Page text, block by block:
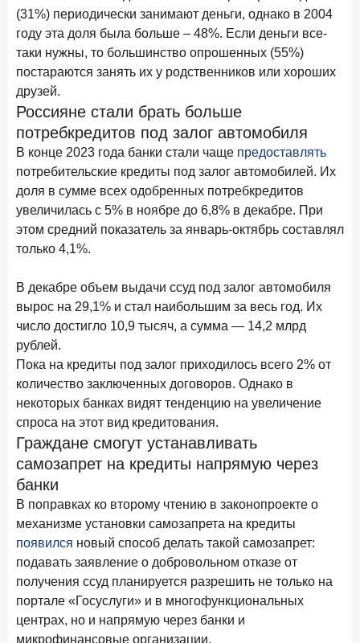
Private banking
ИССЛЕДОВАНИЕ
Ипотека в России: итоги апреля 2026 года в цифрах
13 мая 2026 года
«Ни один зарубежный private банк не может
сравниться с российским»
6 мая 2026 года ИССЛЕДОВАНИЕ
По итогам апреля 2026 года объем выдач кредитов
составил 968 млрд руб.
29 апреля 2026 года ИССЛЕДОВАНИЕ
Конкуренция на рынке инвестиционно-страховых
28 апреля 2026 года ИССЛЕДОВАНИЕ
Привязанность побеждает ставку? Как выбирают банк
для сбережений в 2026 году
27 апреля 2026 года ИССЛЕДОВАНИЕ
Банки скорректировали доходность вкладов после
снижения ключевой ставки до 14,5%
Цифра дня
Средняя ставка по ипотеке на первичном рынке
6,9%
год к году
Frank Data. Ипотека Поделиться
24 апреля 2026 года ИССЛЕДОВАНИЕ
Ипотека. Итоги работы крупнейших ипотечных банков
в марте 2026 года
(31%) периодически занимают деньги, однако в 2004
году эта доля была больше – 48%. Если деньги все-
таки нужны, то большинство опрошенных (55%)
постараются занять их у родственников или хороших
друзей.
Россияне стали брать больше
потребкредитов под залог автомобиля
В конце 2023 года банки стали чаще предоставлять
потребительские кредиты под залог автомобилей. Их
доля в сумме всех одобренных потребкредитов
увеличилась с 5% в ноябре до 6,8% в декабре. При
этом средний показатель за январь-октябрь составлял
только 4,1%.
В декабре объем выдачи ссуд под залог автомобиля
вырос на 29,1% и стал наибольшим за весь год. Их
число достигло 10,9 тысяч, а сумма — 14,2 млрд
рублей.
Пока на кредиты под залог приходилось всего 2% от
количество заключенных договоров. Однако в
некоторых банках видят тенденцию на увеличение
спроса на этот вид кредитования.
Граждане смогут устанавливать
самозапрет на кредиты напрямую через
банки
В поправках ко второму чтению в законопроекте о
механизме установки самозапрета на кредиты
появился новый способ делать такой самозапрет:
подавать заявление о добровольном отказе от
получения ссуд планируется разрешить не только на
портале «Госуслуги» и в многофункциональных
центрах, но и напрямую через банки и
микрофинансовые организации.